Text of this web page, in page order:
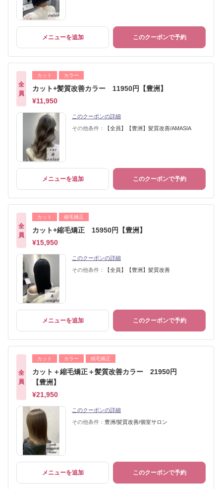
メニューを追加 このクーポンで予約
全
員
カット カラー
カット+髪質改善カラー 11950円【豊洲】
¥11,950
このクーポンの詳細
その他条件：
【全員】【豊洲】髪質改善/AMASIA
メニューを追加 このクーポンで予約
全
員
カット 縮毛矯正
カット+縮毛矯正 15950円【豊洲】
¥15,950
このクーポンの詳細
その他条件：
【全員】【豊洲】髪質改善
メニューを追加 このクーポンで予約
全
員
カット カラー 縮毛矯正
カット＋縮毛矯正＋髪質改善カラー 21950円
【豊洲】
¥21,950
このクーポンの詳細
その他条件： 豊洲/髪質改善/個室サロン
メニューを追加 このクーポンで予約